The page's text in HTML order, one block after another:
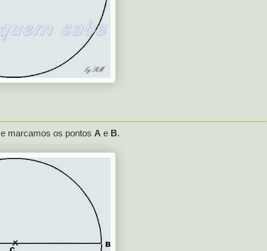
e marcamos os pontos A e B.